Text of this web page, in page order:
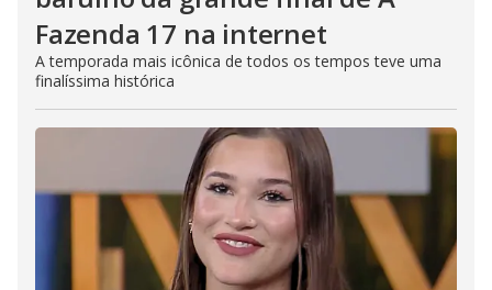
Fazenda 17 na internet
A temporada mais icônica de todos os tempos teve uma
finalíssima histórica